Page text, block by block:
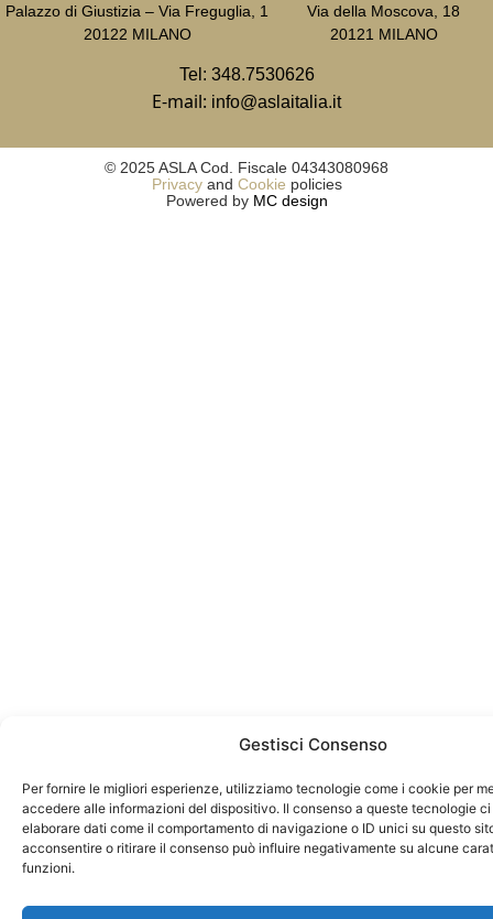
Gestisci Consenso
Per fornire le migliori esperienze, utilizziamo tecnologie come i cookie per
accedere alle informazioni del dispositivo. Il consenso a queste tecnologie
elaborare dati come il comportamento di navigazione o ID unici su questo
acconsentire o ritirare il consenso può influire negativamente su alcune
funzioni.
Palazzo di Giustizia – Via Freguglia, 1
20122 MILANO
Via della Moscova, 18
20121 MILANO
Tel: 348.7530626
E-mail: info@aslaitalia.it
© 2025 ASLA Cod. Fiscale 04343080968
Privacyand Cookie policies
Powered by MC design